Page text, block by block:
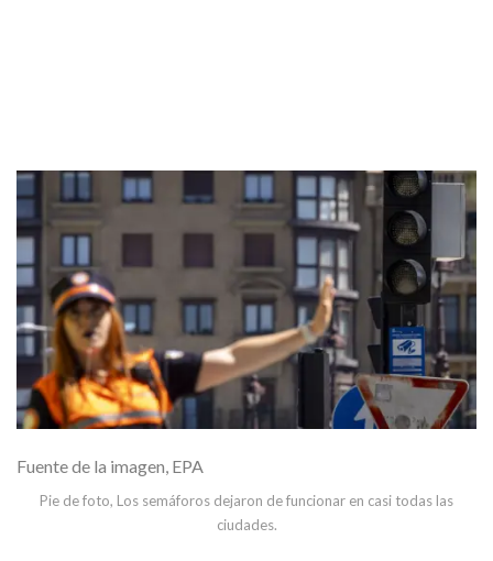
Fuente de la imagen, EPA
Pie de foto, Los semáforos dejaron de funcionar en casi todas las
ciudades.